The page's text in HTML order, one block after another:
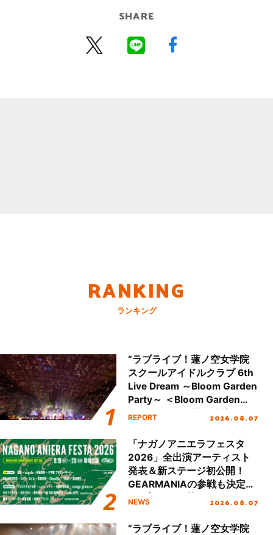
SHARE
RANKING
ランキング
“ラブライブ！蓮ノ空女学院
スクールアイドルクラブ 6th
Live Dream ～Bloom Garden
Party～ ＜Bloom Garden
Party Stage／埼玉公演＞”
REPORT 2026.08.07
「ナガノアニエラフェスタ
2026」全出演アーティスト
発表＆新ステージ初公開！
GEARMANIAの参戦も決定
し、初となる第3ステージの
NEWS 2026.08.07
“ラブライブ！蓮ノ空女学院